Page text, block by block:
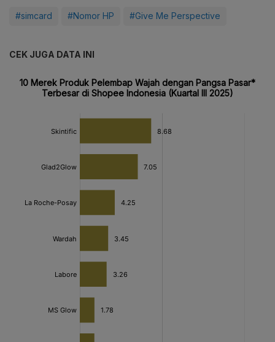
#simcard #Nomor HP #Give Me Perspective
CEK JUGA DATA INI